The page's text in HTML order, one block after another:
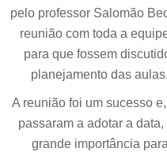
pelo professor Salomão
reunião com toda a
para que fossem
planejamento das
A reunião foi um sucesso
passaram a adotar a
grande importância